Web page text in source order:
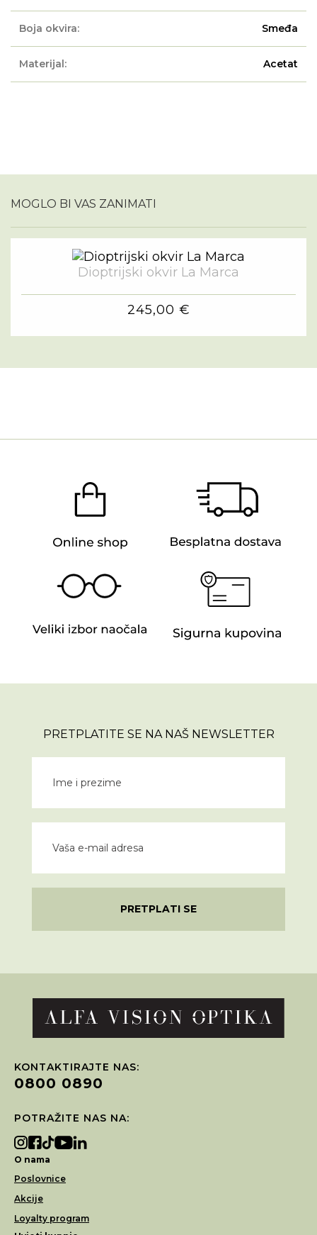
Boja okvira: Smeđa
Materijal: Acetat
MOGLO BI VAS ZANIMATI
Dioptrijski okvir La Marca
245,00 €
PRETPLATITE SE NA NAŠ NEWSLETTER
PRETPLATI SE
KONTAKTIRAJTE NAS:
0800 0890
POTRAŽITE NAS NA:
O nama
Poslovnice
Akcije
Loyalty program